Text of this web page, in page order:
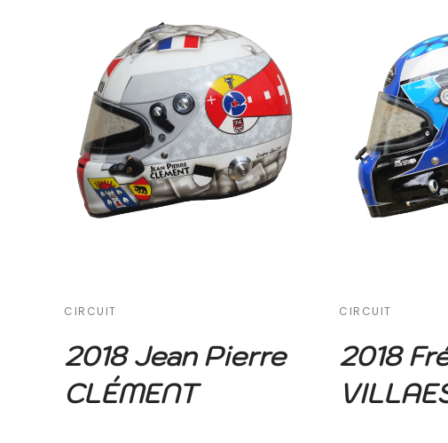
CIRCUIT
2018 Jean Pierre
CLÉMENT
CIRCUIT
2018